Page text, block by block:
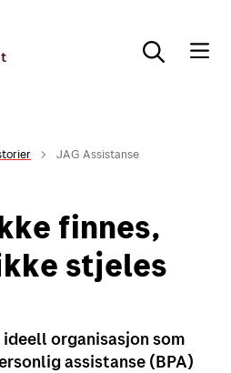
JAG Assistanse
finnes,
stjeles
organisasjon som
assistanse (BPA)